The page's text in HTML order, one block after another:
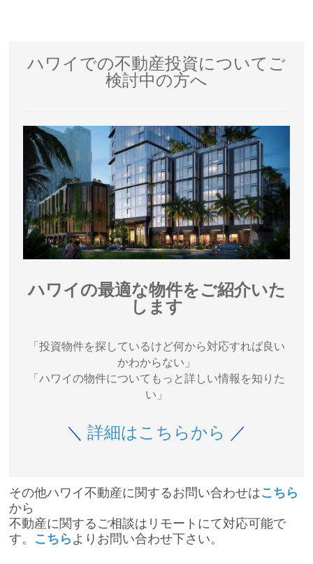
ハワイでの不動産投資についてご
検討中の方へ
ハワイの最適な物件をご紹介いた
します
「投資物件を探しているけど何から対応すれば良い
かわからない」
「ハワイの物件についてもっと詳しい情報を知りた
い」
＼ 詳細はこちらから ／
その他ハワイ不動産に関するお問い合わせはこちら
から
不動産に関するご相談はリモートにて対応可能で
す。 こちらよりお問い合わせ下さい。